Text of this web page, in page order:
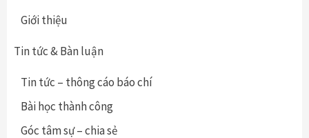
Giới thiệu
Tin tức & Bàn luận
Tin tức – thông cáo báo chí
Bài học thành công
Góc tâm sự – chia sẻ